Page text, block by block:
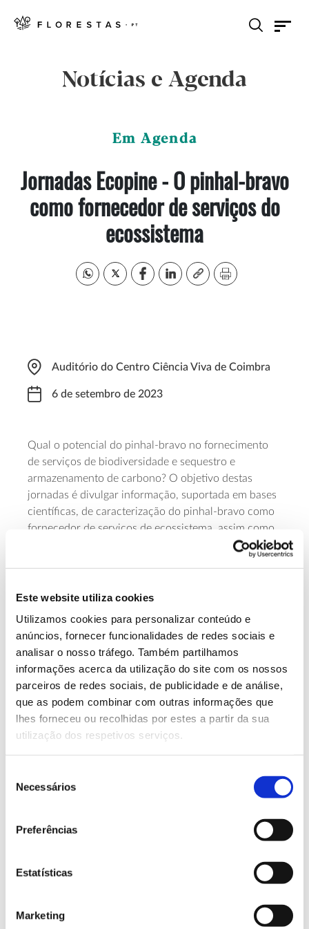
Este website utiliza cookies
Utilizamos cookies para personalizar conteúdo e
anúncios, fornecer funcionalidades de redes sociais e
analisar o nosso tráfego. Também partilhamos
informações acerca da utilização do site com os nossos
parceiros de redes sociais, de publicidade e de análise,
que as podem combinar com outras informações que
lhes forneceu ou recolhidas por estes a partir da sua
utilização dos respetivos serviços.
Necessários
Preferências
Estatísticas
Marketing
Notícias e Agenda
Em Agenda
Jornadas Ecopine - O pinhal-bravo
como fornecedor de serviços do
ecossistema
Auditório do Centro Ciência Viva de Coimbra
6 de setembro de 2023
Qual o potencial do pinhal-bravo no fornecimento
de serviços de biodiversidade e sequestro e
armazenamento de carbono? O objetivo destas
jornadas é divulgar informação, suportada em bases
científicas, de caracterização do pinhal-bravo como
fornecedor de serviços de ecossistema, assim como
identificar lacunas de conhecimento. As jornadas
têm início às 10h (terminam às 17h) e destinam-se a
dirigentes da administração pública, estudantes de
limitados e o evento requer inscrição.
Saiba mais sobre as jornadas Ecopine - O
pinhal-bravo como fornecedor de serviços
do ecossistema
13.07.2026
Genoma do priolo e de outras espécies em risco:
02.07.2026
cidadãos chamados a ajudar